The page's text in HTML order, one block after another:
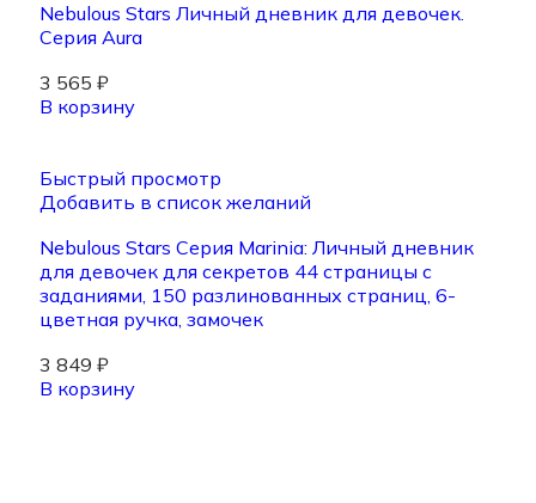
Nebulous Stars Личный дневник для девочек.
Серия Aura
3 565 ₽
В корзину
Быстрый просмотр
Добавить в список желаний
Nebulous Stars Серия Marinia: Личный дневник
для девочек для секретов 44 страницы с
заданиями, 150 разлинованных страниц, 6-
цветная ручка, замочек
3 849 ₽
В корзину